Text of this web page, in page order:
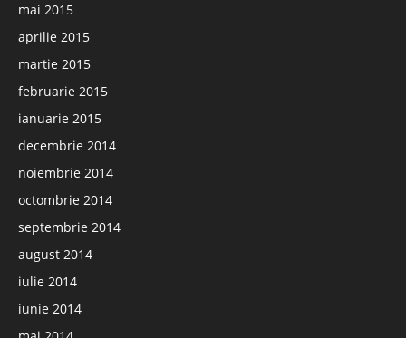
mai 2015
aprilie 2015
martie 2015
februarie 2015
ianuarie 2015
decembrie 2014
noiembrie 2014
octombrie 2014
septembrie 2014
august 2014
iulie 2014
iunie 2014